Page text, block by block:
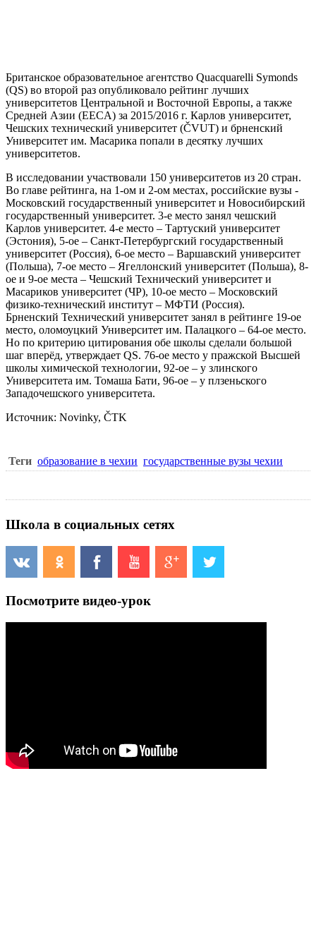
Британское образовательное агентство Quacquarelli Symonds
(QS) во второй раз опубликовало рейтинг лучших
университетов Центральной и Восточной Европы, а также
Средней Азии (EECA) за 2015/2016 г. Карлов университет,
Чешских технический университет (ČVUT) и брненский
Университет им. Масарика попали в десятку лучших
университетов.
В исследовании участвовали 150 университетов из 20 стран.
Во главе рейтинга, на 1-ом и 2-ом местах, российские вузы -
Московский государственный университет и Новосибирский
государственный университет. 3-е место занял чешский
Карлов университет. 4-е место – Тартуский университет
(Эстония), 5-ое – Санкт-Петербургский государственный
университет (Россия), 6-ое место – Варшавский университет
(Польша), 7-ое место – Ягеллонский университет (Польша), 8-
ое и 9-ое места – Чешский Технический университет и
Масариков университет (ЧР), 10-ое место – Московский
физико-технический институт – МФТИ (Россия).
Брненский Технический университет занял в рейтинге 19-ое
место, оломоуцкий Университет им. Палацкого – 64-ое место.
Но по критерию цитирования обе школы сделали большой
шаг вперёд, утверждает QS. 76-ое место у пражской Высшей
школы химической технологии, 92-ое – у злинского
Университета им. Томаша Бати, 96-ое – у плзеньского
Западочешского университета.
Источник: Novinky, ČTK
Теги образование в чехии государственные вузы чехии
Школа в социальных сетях
Посмотрите видео-урок